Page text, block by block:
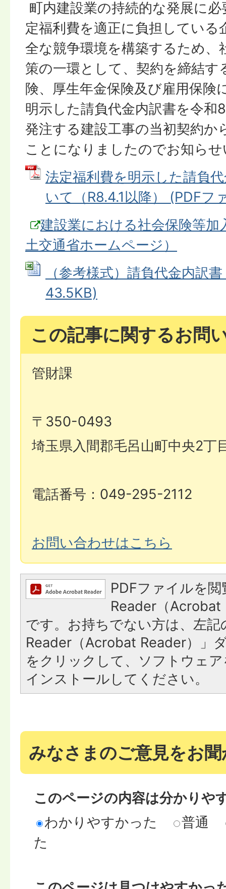
町内建設業の持続的な発展に
定福利費を適正に負担している
全な競争環境を構築するため、
策の一環として、契約を締結す
険、厚生年金保険及び雇用保険
明示した請負代金内訳書を令和
発注する建設工事の当初契約か
ことになりましたのでお知ら
法定福利費を明示した請負
いて（R8.4.1以降） (PDFフ
建設業における社会保険等加
土交通省ホームページ）
（参考様式）請負代金内訳
43.5KB)
この記事に関するお問
管財課
〒350-0493
埼玉県入間郡毛呂山町中央2丁
電話番号：049-295-2112
お問い合わせはこちら
PDFファイルを
Reader（Acrobat
です。お持ちでない方は、左
Reader（Acrobat Reader）」
をクリックして、ソフトウェ
インストールしてください。
みなさまのご意見をお
このページの内容は分かりや
わかりやすかった
普通
た